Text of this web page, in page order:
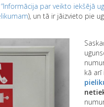
par veikto iekšējā
), un tā ir jāizvieto pie
kā arī